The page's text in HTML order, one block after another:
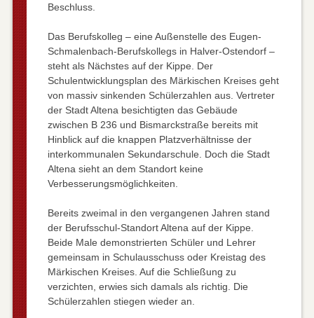
Beschluss.
Das Berufskolleg – eine Außenstelle des Eugen-
Schmalenbach-Berufskollegs in Halver-Ostendorf –
steht als Nächstes auf der Kippe. Der
Schulentwicklungsplan des Märkischen Kreises geht
von massiv sinkenden Schülerzahlen aus. Vertreter
der Stadt Altena besichtigten das Gebäude
zwischen B 236 und Bismarckstraße bereits mit
Hinblick auf die knappen Platzverhältnisse der
interkommunalen Sekundarschule. Doch die Stadt
Altena sieht an dem Standort keine
Verbesserungsmöglichkeiten.
Bereits zweimal in den vergangenen Jahren stand
der Berufsschul-Standort Altena auf der Kippe.
Beide Male demonstrierten Schüler und Lehrer
gemeinsam in Schulausschuss oder Kreistag des
Märkischen Kreises. Auf die Schließung zu
verzichten, erwies sich damals als richtig. Die
Schülerzahlen stiegen wieder an.